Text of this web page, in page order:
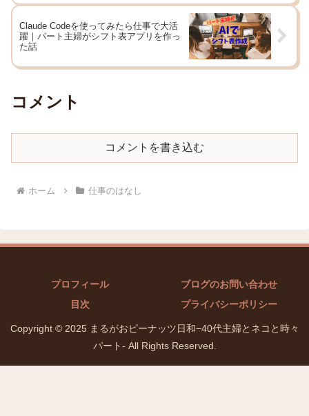
Claude Codeを使ってみたら仕事で大活
躍｜パート主婦がシフト表アプリを作っ
た話
コメント
コメントを書き込む
ホーム 仕事のはなし
プロフィール
ブログのお問い合わせ
目次
プライバシーポリシー
Copyright © 2025 まるがおピーナッツ日和−40代主婦とネコと時々
パート- All Rights Reserved.